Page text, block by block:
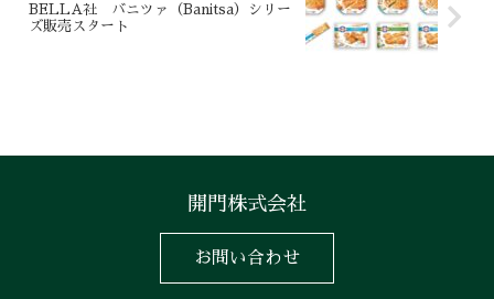
BELLA社 バニツァ（Banitsa）シリー
ズ販売スタート
開門株式会社
お問い合わせ